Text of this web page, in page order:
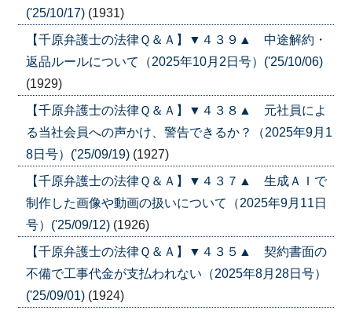
('25/10/17) (1931)
【千原弁護士の法律Ｑ＆Ａ】▼４３９▲ 中途解約・
返品ルールについて（2025年10月2日号）('25/10/06)
(1929)
【千原弁護士の法律Ｑ＆Ａ】▼４３８▲ 元社員によ
る当社会員への声かけ、警告できるか？（2025年9月1
8日号）('25/09/19) (1927)
【千原弁護士の法律Ｑ＆Ａ】▼４３７▲ 生成ＡＩで
制作した画像や動画の扱いについて（2025年9月11日
号）('25/09/12) (1926)
【千原弁護士の法律Ｑ＆Ａ】▼４３５▲ 契約書面の
不備で工事代金が支払われない（2025年8月28日号）
('25/09/01) (1924)